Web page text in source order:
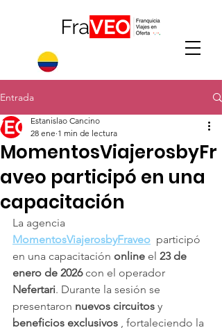
Entrada
MomentosViajerosbyFr
aveo participó en una
capacitación
Estanislao Cancino
28 ene 1 min de lectura
La agencia
MomentosViajerosbyFraveo participó
en una capacitación online el 23 de
enero de 2026 con el operador
Nefertari. Durante la sesión se
presentaron nuevos circuitos y
beneficios exclusivos , fortaleciendo la